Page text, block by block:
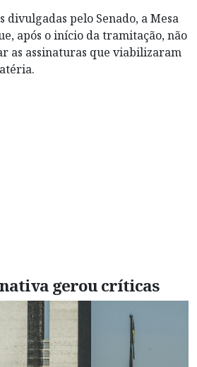
divulgadas pelo Senado, a Mesa
após o início da tramitação, não
as assinaturas que viabilizaram
gerou críticas